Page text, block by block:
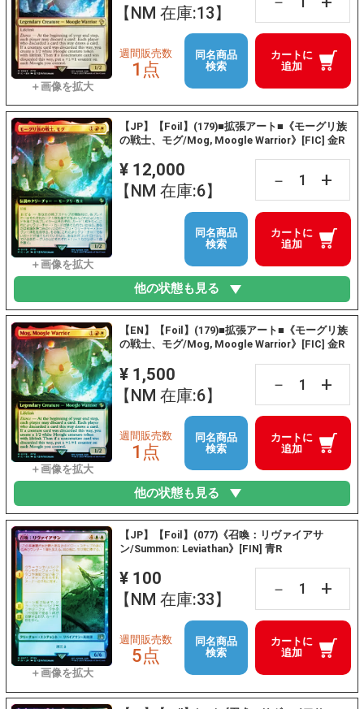
【NM 在庫:13】
カートに
追加
週間販売数
1点
同名商品
検索
【JP】【Foil】(179)■拡張アート■《モーグリ族
の戦士、モグ/Mog, Moogle Warrior》[FIC] 金R
¥ 12,000
【NM 在庫:6】
－ +
カートに
追加
同名商品
検索
他の状態も見る
【EN】【Foil】(179)■拡張アート■《モーグリ族
の戦士、モグ/Mog, Moogle Warrior》[FIC] 金R
¥ 1,500
【NM 在庫:6】
－ +
カートに
追加
週間販売数
1点
同名商品
検索
他の状態も見る
【JP】【Foil】(077)《召喚：リヴァイアサ
ン/Summon: Leviathan》[FIN] 青R
¥ 100
【NM 在庫:33】
－ +
カートに
追加
週間販売数
5点
同名商品
検索